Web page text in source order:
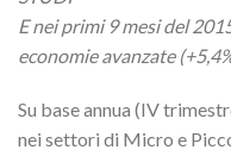
E nei primi 9 mesi del
economie avanzate
Su base annua (IV
nei settori di Micro e